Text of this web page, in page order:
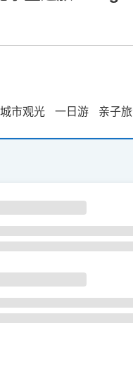
城市观光 一日游 亲子
TU